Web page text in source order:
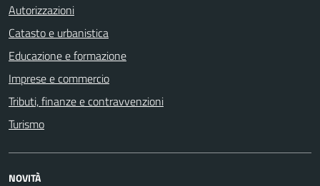
Autorizzazioni
Catasto e urbanistica
Educazione e formazione
Imprese e commercio
Tributi, finanze e contravvenzioni
Turismo
NOVITÀ